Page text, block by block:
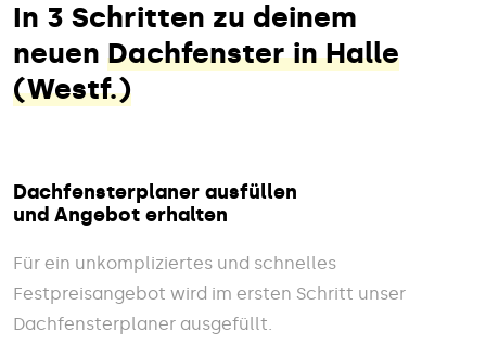
In 3 Schritten zu deinem
neuen Dachfenster in Halle
(Westf.)
Dachfensterplaner ausfüllen
und Angebot erhalten
Für ein unkompliziertes und schnelles
Festpreisangebot wird im ersten Schritt unser
Dachfensterplaner ausgefüllt.